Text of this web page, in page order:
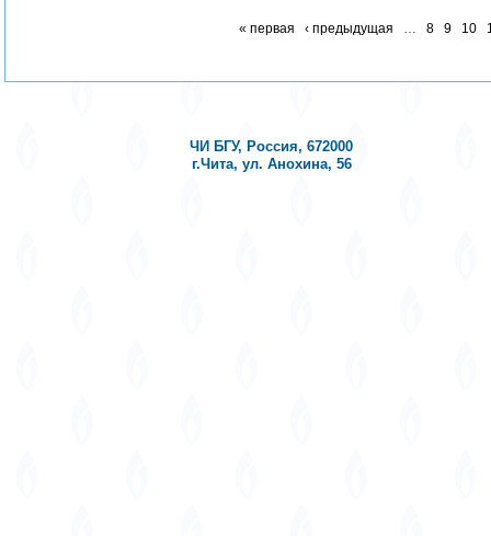
« первая ‹ предыдущая 8 9 10
ЧИ БГУ, Россия, 672000
г.Чита, ул. Анохина, 56